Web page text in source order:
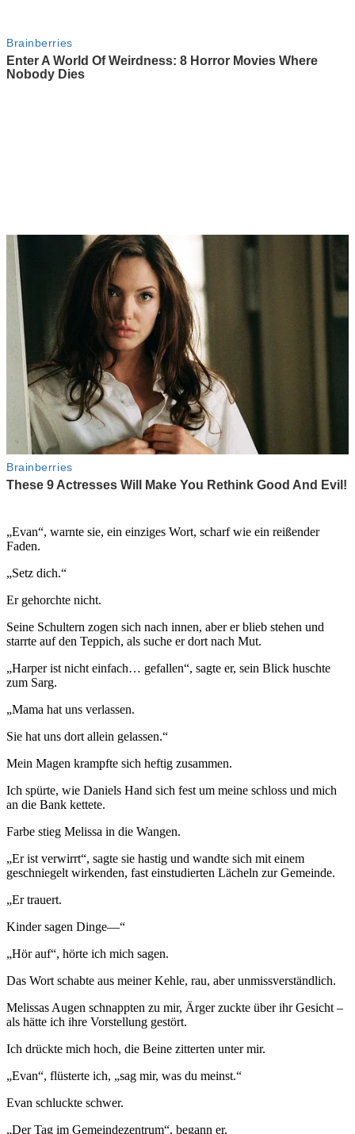
„Evan“, warnte sie, ein einziges Wort, scharf wie ein reißender
Faden.
„Setz dich.“
Er gehorchte nicht.
Seine Schultern zogen sich nach innen, aber er blieb stehen und
starrte auf den Teppich, als suche er dort nach Mut.
„Harper ist nicht einfach… gefallen“, sagte er, sein Blick huschte
zum Sarg.
„Mama hat uns verlassen.
Sie hat uns dort allein gelassen.“
Mein Magen krampfte sich heftig zusammen.
Ich spürte, wie Daniels Hand sich fest um meine schloss und mich
an die Bank kettete.
Farbe stieg Melissa in die Wangen.
„Er ist verwirrt“, sagte sie hastig und wandte sich mit einem
geschniegelt wirkenden, fast einstudierten Lächeln zur Gemeinde.
„Er trauert.
Kinder sagen Dinge—“
„Hör auf“, hörte ich mich sagen.
Das Wort schabte aus meiner Kehle, rau, aber unmissverständlich.
Melissas Augen schnappten zu mir, Ärger zuckte über ihr Gesicht –
als hätte ich ihre Vorstellung gestört.
Ich drückte mich hoch, die Beine zitterten unter mir.
„Evan“, flüsterte ich, „sag mir, was du meinst.“
Evan schluckte schwer.
„Der Tag im Gemeindezentrum“, begann er.